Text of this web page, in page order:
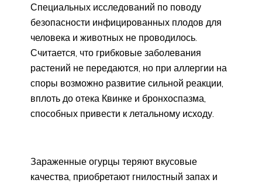
Специальных исследований по поводу
безопасности инфицированных плодов для
человека и животных не проводилось.
Считается, что грибковые заболевания
растений не передаются, но при аллергии на
споры возможно развитие сильной реакции,
вплоть до отека Квинке и бронхоспазма,
способных привести к летальному исходу.
Зараженные огурцы теряют вкусовые
качества, приобретают гнилостный запах и